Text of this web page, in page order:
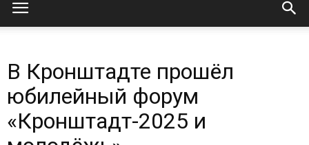
Морской
В Кронштадте прошёл
юбилейный форум
«Кронштадт-2025 и